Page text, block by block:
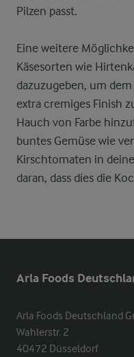
Pilzen passt.
Eine weitere
Käsesorten wie
dazuzugeben, um
extra cremiges Finish
Hauch von Farbe
buntes Gemüse wie
Kirschtomaten in
daran, dass dies die
Arla Foods
Arla Foods Deutschland
Wahlerstr. 2
40472 Düsseldorf